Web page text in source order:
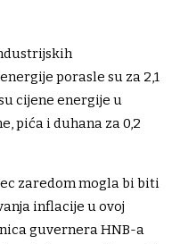
porasle su za 2,1
cijene energije u
pića i duhana za 0,2
zaredom mogla bi biti
inflacije u ovoj
guvernera HNB-a